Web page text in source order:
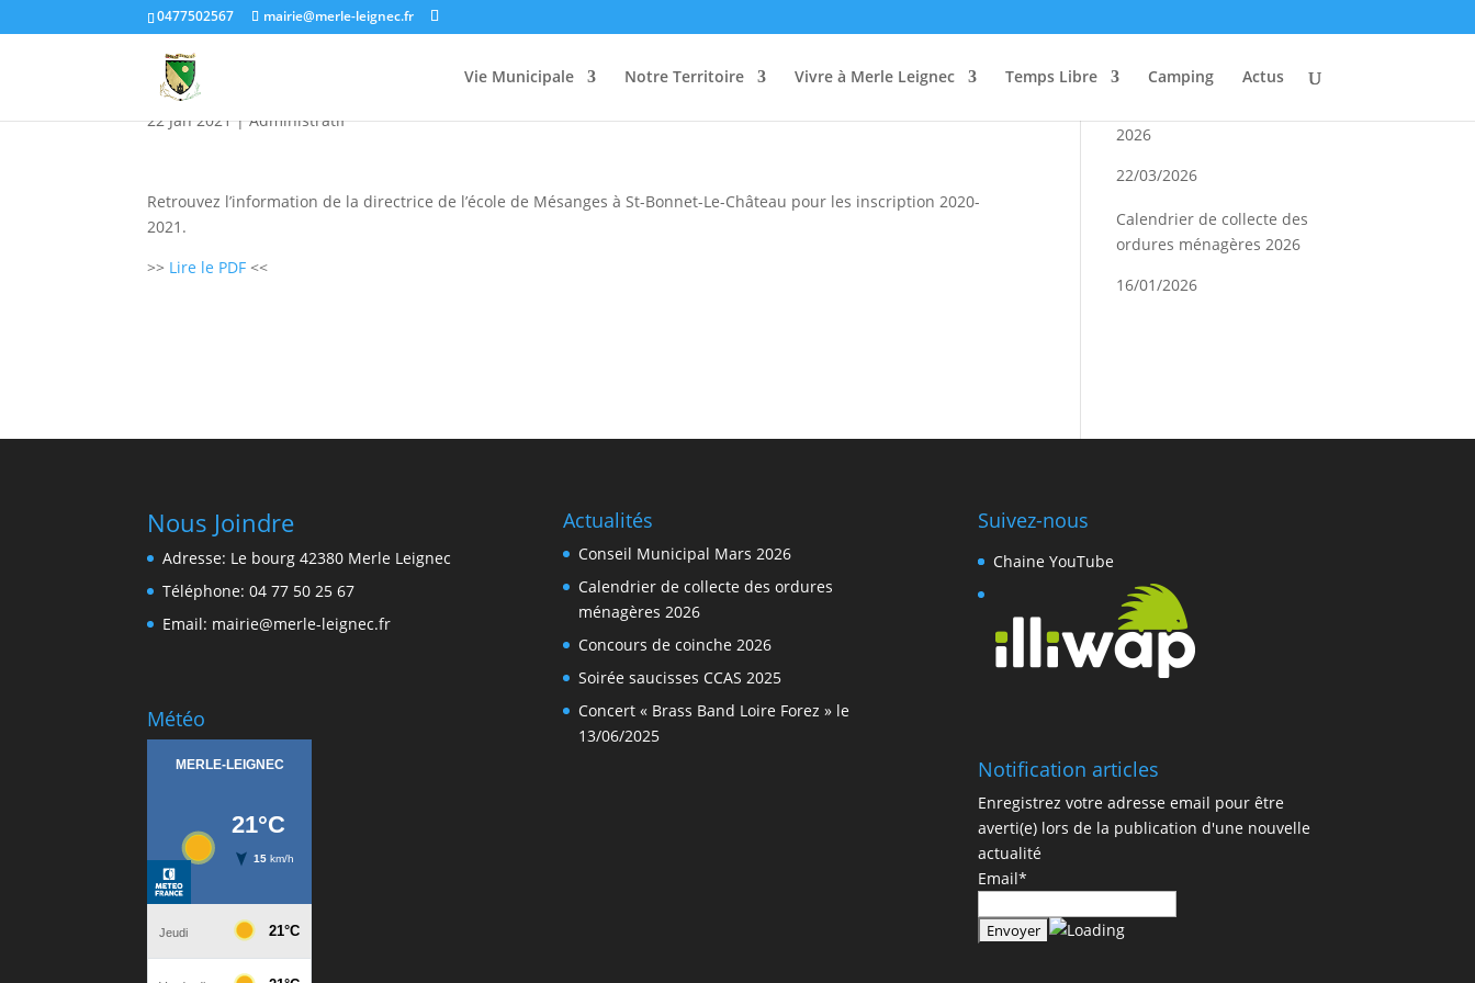
0477502567 mairie@merle-leignec.fr
Vie Municipale Notre Territoire Vivre à Merle Leignec Temps Libre Camping Actus
Inscriptions 2020-2021 à l’école des Mésanges
22 Jan 2021|Administratif
Retrouvez l’information de la directrice de l’école de Mésanges à St-Bonnet-Le-Château pour les inscription 2020-
2021.
>> Lire le PDF <<
Actualités
2026
22/03/2026
Calendrier de collecte des
ordures ménagères 2026
16/01/2026
Nous Joindre
Adresse: Le bourg 42380 Merle Leignec
Téléphone: 04 77 50 25 67
Email: mairie@merle-leignec.fr
Météo
Actualités
Conseil Municipal Mars 2026
Calendrier de collecte des ordures
ménagères 2026
Concours de coinche 2026
Soirée saucisses CCAS 2025
Concert « Brass Band Loire Forez » le
13/06/2025
Suivez-nous
Chaine YouTube
Notification articles
Enregistrez votre adresse email pour être
averti(e) lors de la publication d'une nouvelle
actualité
Email*